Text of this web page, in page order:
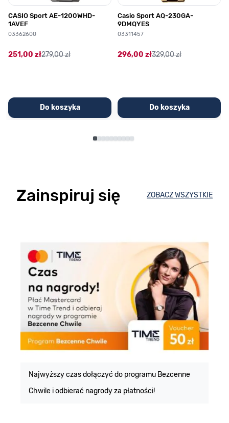
CASIO Sport AE-1200WHD-
1AVEF
03362600
251,00 zł279,00 zł
Do koszyka
Casio Sport AQ-230GA-
9DMQYES
03311457
296,00 zł329,00 zł
Do koszyka
Zainspiruj się ZOBACZ WSZYSTKIE
Najwyższy czas dołączyć do programu Bezcenne
Chwile i odbierać nagrody za płatności!